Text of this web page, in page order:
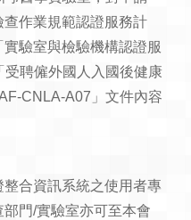
查作業規範認證服務計
驗室與檢驗機構認證服
聘僱外國人入國後健康
CNLA-A07」文件內容
合資訊系統之使用者專
門/實驗室亦可至本會